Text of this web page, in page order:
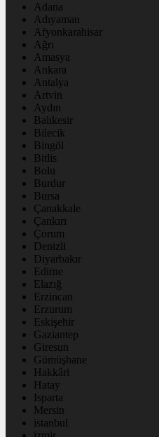
Adana
Adıyaman
Afyonkarahisar
Ağrı
Amasya
Ankara
Antalya
Artvin
Aydın
Balıkesir
Bilecik
Bingöl
Bitlis
Bolu
Burdur
Bursa
Çanakkale
Çankırı
Çorum
Denizli
Diyarbakır
Edirne
Elazığ
Erzincan
Erzurum
Eskişehir
Gaziantep
Giresun
Gümüşhane
Hakkâri
Hatay
Isparta
Mersin
istanbul